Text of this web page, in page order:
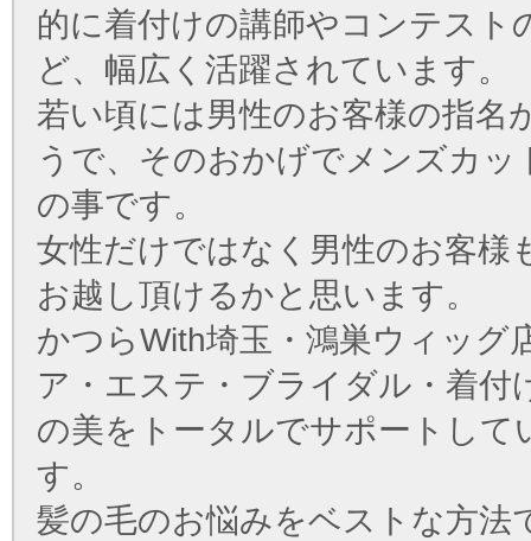
的に着付けの講師やコンテスト
ど、幅広く活躍されています。
若い頃には男性のお客様の指名
うで、そのおかげでメンズカッ
の事です。
女性だけではなく男性のお客様
お越し頂けるかと思います。
かつらWith埼玉・鴻巣ウィッグ
ア・エステ・ブライダル・着付
の美をトータルでサポートして
す。
髪の毛のお悩みをベストな方法